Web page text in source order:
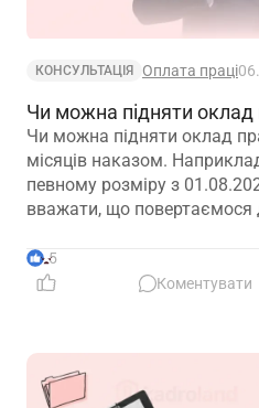
КОНСУЛЬТАЦІЯ Оплата праці
Чи можна підняти оклад
Чи можна підняти оклад
місяців наказом.
певному розміру з
вважати, що повертаємося
5
Коментувати